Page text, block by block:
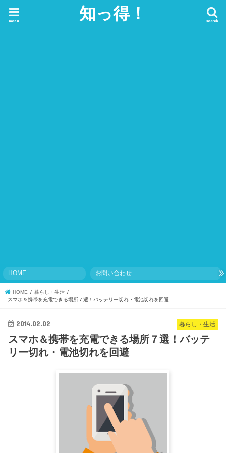
知っ得！ search
menu
HOME お問い合わせ
HOME
暮らし・生活
スマホ＆携帯を充電できる場所７選！バッテリー切れ・電池切れを回避
暮らし・生活
2014.02.02
スマホ＆携帯を充電できる場所７選！バッテ
リー切れ・電池切れを回避